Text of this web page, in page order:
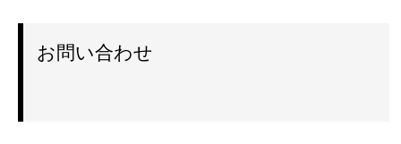
お問い合わせ